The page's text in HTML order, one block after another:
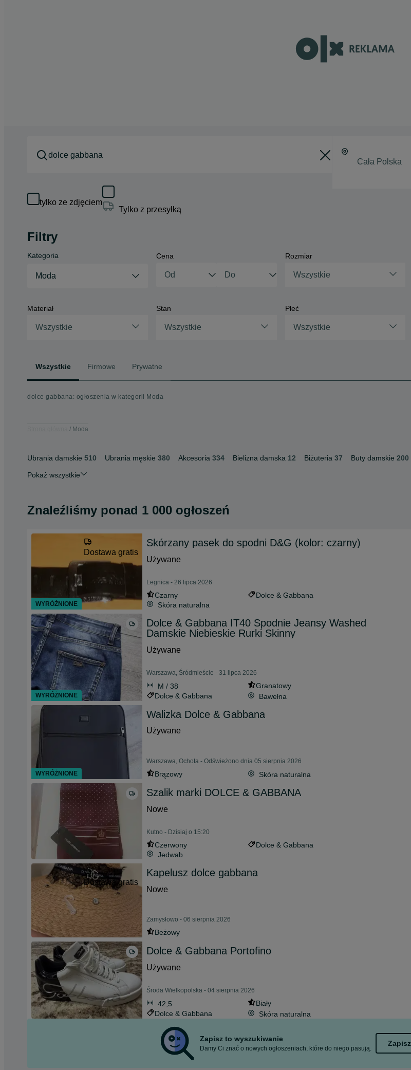
tylko ze zdjęciem
Tylko z przesyłką
Filtry
Kategoria
Moda
Cena Rozmiar
Wszystkie
Materiał
Wszystkie
Stan
Wszystkie
Płeć
Wszystkie
Wszystkie Firmowe Prywatne
dolce gabbana: ogłoszenia w kategorii Moda
Moda
Ubrania damskie 510 Ubrania męskie 380 Akcesoria 334 Bielizna damska 12 Biżuteria 37 Buty damskie 200
Pokaż wszystkie
Znaleźliśmy ponad 1 000 ogłoszeń
Dostawa gratis
Skórzany pasek do spodni D&G (kolor: czarny)
Używane
Legnica - 26 lipca 2026
Czarny
Dolce & Gabbana
Skóra naturalna
Dolce & Gabbana IT40 Spodnie Jeansy Washed
Damskie Niebieskie Rurki Skinny
Używane
Warszawa, Śródmieście - 31 lipca 2026
M / 38
Granatowy
Dolce & Gabbana
Bawełna
Walizka Dolce & Gabbana
Używane
Warszawa, Ochota - Odświeżono dnia 05 sierpnia 2026
Brązowy Skóra naturalna
Szalik marki DOLCE & GABBANA
Nowe
Kutno - Dzisiaj o 15:20
Czerwony
Dolce & Gabbana
Jedwab
Dostawa gratis
Kapelusz dolce gabbana
Nowe
Zamysłowo - 06 sierpnia 2026
Beżowy
Dolce & Gabbana Portofino
Używane
Środa Wielkopolska - 04 sierpnia 2026
42,5
Biały
Dolce & Gabbana
Skóra naturalna
Zapisz to wyszukiwanie
Damy Ci znać o nowych ogłoszeniach, które do niego pasują.
Zapisz
WYRÓŻNIONE
WYRÓŻNIONE
WYRÓŻNIONE